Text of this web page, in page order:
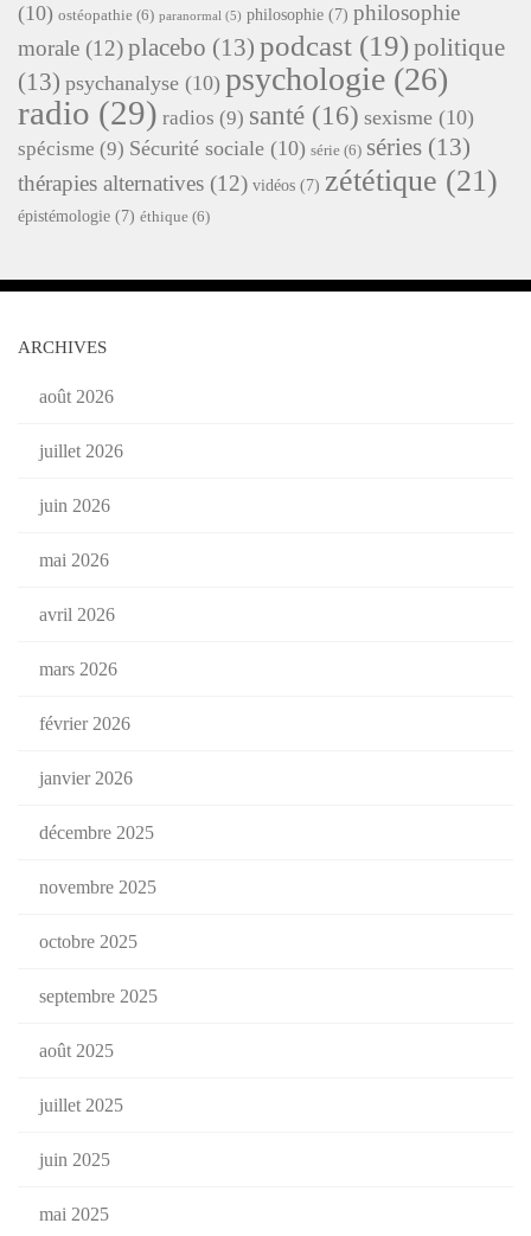
(10) ostéopathie (6) paranormal (5) philosophie (7) philosophie
morale (12)placebo (13) podcast (19)politique
(13) psychanalyse (10) psychologie (26)
radio (29) radios (9) santé (16) sexisme (10)
spécisme (9) Sécurité sociale (10) série (6) séries (13)
thérapies alternatives (12) vidéos (7) zététique (21)
épistémologie (7) éthique (6)
ARCHIVES
août 2026
juillet 2026
juin 2026
mai 2026
avril 2026
mars 2026
février 2026
janvier 2026
décembre 2025
novembre 2025
octobre 2025
septembre 2025
août 2025
juillet 2025
juin 2025
mai 2025